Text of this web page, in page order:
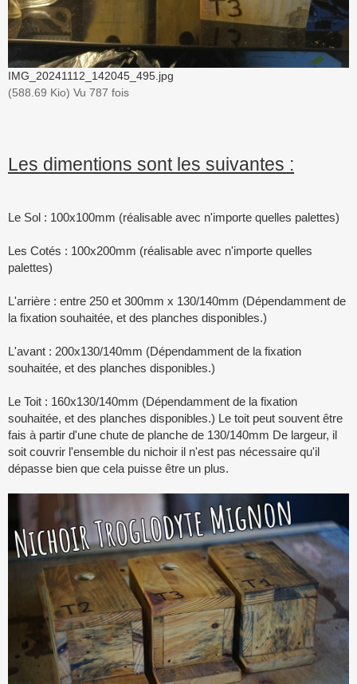
IMG_20241112_142045_495.jpg
(588.69 Kio) Vu 787 fois
Les dimentions sont les suivantes :
Le Sol : 100x100mm (réalisable avec n'importe quelles palettes)
Les Cotés : 100x200mm (réalisable avec n'importe quelles
palettes)
L'arrière : entre 250 et 300mm x 130/140mm (Dépendamment de
la fixation souhaitée, et des planches disponibles.)
L'avant : 200x130/140mm (Dépendamment de la fixation
souhaitée, et des planches disponibles.)
Le Toit : 160x130/140mm (Dépendamment de la fixation
souhaitée, et des planches disponibles.) Le toit peut souvent être
fais à partir d'une chute de planche de 130/140mm De largeur, il
soit couvrir l'ensemble du nichoir il n'est pas nécessaire qu'il
dépasse bien que cela puisse être un plus.